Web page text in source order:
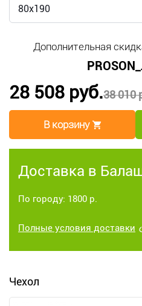
Дополнительная
38 010
28 508 руб.
В корзину
Доставка в
По городу: 1800 р.
Полные условия доставки
Чехол